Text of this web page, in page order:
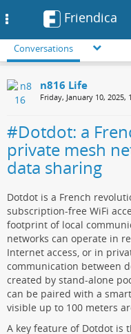
Friendica
Conversations
n816 Life
Friday, January 10, 2025,
#Dotdot: a
private mesh
data sharing
Dotdot is a French
subscription-free WiFi
footprint of local
networks can operate in
Internet access, or in
communication between
created by stand-alone
can be paired with a
visible up to 100 meters
A key feature of Dotdot is